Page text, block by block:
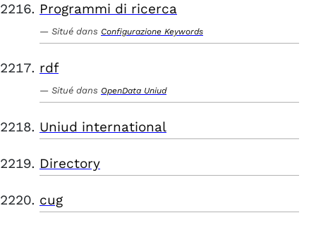
Programmi di ricerca
Situé dans Configurazione Keywords
rdf
Situé dans OpenData Uniud
Uniud international
Directory
cug